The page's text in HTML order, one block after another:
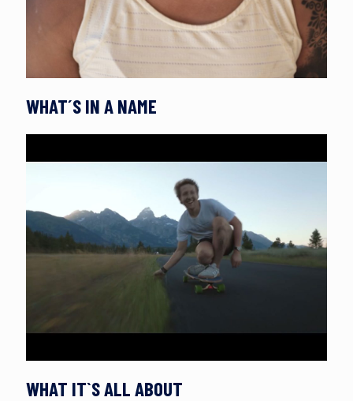
WHAT´S IN A NAME
WHAT IT`S ALL ABOUT